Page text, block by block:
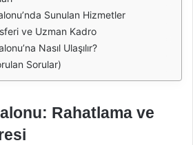
Sunulan Hizmetler
ve Uzman Kadro
Nasıl Ulaşılır?
Sorular)
Rahatlama ve